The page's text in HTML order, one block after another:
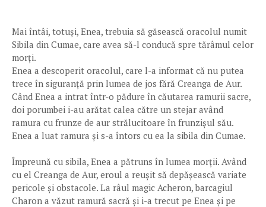
Mai întâi, totuși, Enea, trebuia să găsească oracolul numit
Sibila din Cumae, care avea să-l conducă spre tărâmul celor
morți.
Enea a descoperit oracolul, care l-a informat că nu putea
trece în siguranță prin lumea de jos fără Creanga de Aur.
Când Enea a intrat într-o pădure în căutarea ramurii sacre,
doi porumbei i-au arătat calea către un stejar având
ramura cu frunze de aur strălucitoare în frunzișul său.
Enea a luat ramura și s-a întors cu ea la sibila din Cumae.
Împreună cu sibila, Enea a pătruns în lumea morții. Având
cu el Creanga de Aur, eroul a reușit să depășească variate
pericole și obstacole. La râul magic Acheron, barcagiul
Charon a văzut ramură sacră și i-a trecut pe Enea și pe